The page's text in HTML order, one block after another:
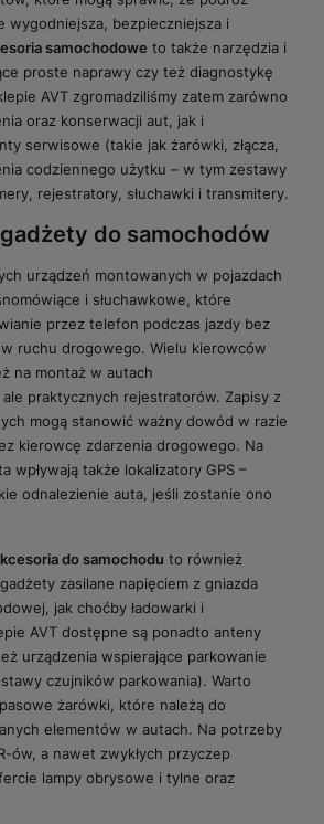
wygodniejsza, bezpieczniejsza i
samochodowe to także narzędzia i
proste naprawy czy też diagnostykę
AVT zgromadziliśmy zatem zarówno
oraz konserwacji aut, jak i
serwisowe (takie jak żarówki, złącza,
codziennego użytku – w tym zestawy
rejestratory, słuchawki i transmitery.
do samochodów
urządzeń montowanych w pojazdach
i słuchawkowe, które
przez telefon podczas jazdy bez
ruchu drogowego. Wielu kierowców
na montaż w autach
praktycznych rejestratorów. Zapisy z
mogą stanowić ważny dowód w razie
kierowcę zdarzenia drogowego. Na
wpływają także lokalizatory GPS –
odnalezienie auta, jeśli zostanie ono
do samochodu to również
zasilane napięciem z gniazda
jak choćby ładowarki i
AVT dostępne są ponadto anteny
urządzenia wspierające parkowanie
czujników parkowania). Warto
żarówki, które należą do
elementów w autach. Na potrzeby
ów, a nawet zwykłych przyczep
lampy obrysowe i tylne oraz